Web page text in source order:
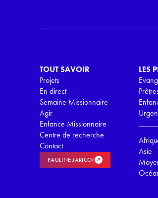
P
TOUT SAVOIR
Projets
En direct
Semaine Missionnaire
Agir
Enfance Missionnaire
Centre de recherche
Contact
PAULINE JARICOT
LES
Asie